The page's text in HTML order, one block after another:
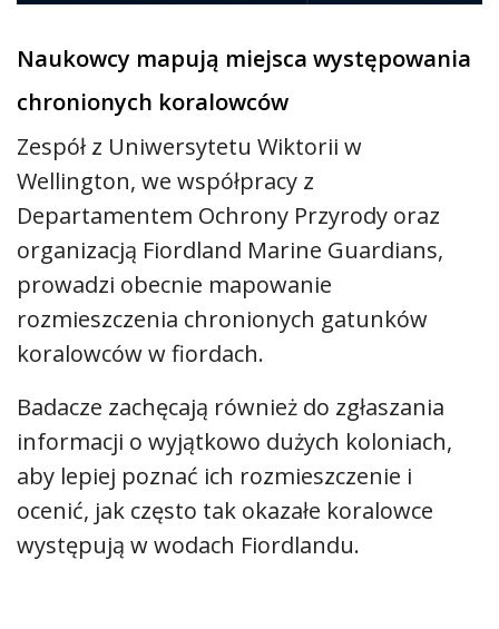
Naukowcy mapują miejsca występowania
chronionych koralowców
Zespół z Uniwersytetu Wiktorii w
Wellington, we współpracy z
Departamentem Ochrony Przyrody oraz
organizacją Fiordland Marine Guardians,
prowadzi obecnie mapowanie
rozmieszczenia chronionych gatunków
koralowców w fiordach.
Badacze zachęcają również do zgłaszania
informacji o wyjątkowo dużych koloniach,
aby lepiej poznać ich rozmieszczenie i
ocenić, jak często tak okazałe koralowce
występują w wodach Fiordlandu.